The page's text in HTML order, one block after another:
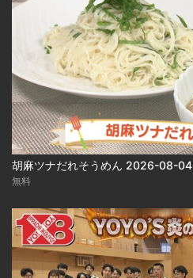
胡麻ツナだれそうめん 2026-08-04
無料